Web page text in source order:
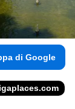
di Google